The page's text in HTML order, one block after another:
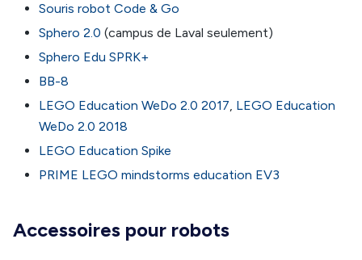
Souris robot Code & Go
Sphero 2.0 (campus de Laval seulement)
Sphero Edu SPRK+
BB-8
LEGO Education WeDo 2.0 2017, LEGO Education
WeDo 2.0 2018
LEGO Education Spike
PRIME LEGO mindstorms education EV3
Accessoires pour robots